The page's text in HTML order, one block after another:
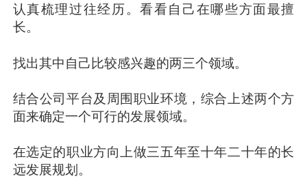
认真梳理过往经历。看看自己在哪些方面最擅
长。
找出其中自己比较感兴趣的两三个领域。
结合公司平台及周围职业环境，综合上述两个方
面来确定一个可行的发展领域。
在选定的职业方向上做三五年至十年二十年的长
远发展规划。